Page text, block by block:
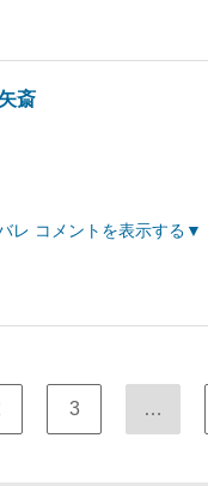
斎
レ コメントを表示する
3 …